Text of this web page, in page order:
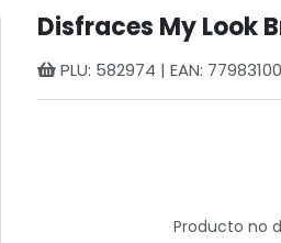
Disfraces My Look
PLU: 582974 | EAN:
Producto no